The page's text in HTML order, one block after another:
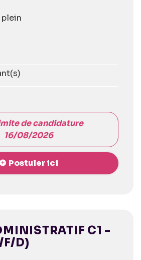
plein
de candidature
16/08/2026
Postuler ici
C1 -
D)